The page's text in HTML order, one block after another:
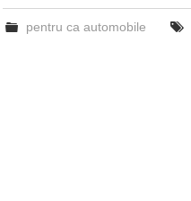
pentru ca automobile